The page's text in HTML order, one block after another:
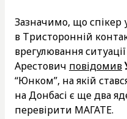
Зазначимо, що спікер
в Тристоронній
врегулювання
Арестович повідомив
“Юнком”, на якій
на Донбасі є ще два
перевірити МАГАТЕ.